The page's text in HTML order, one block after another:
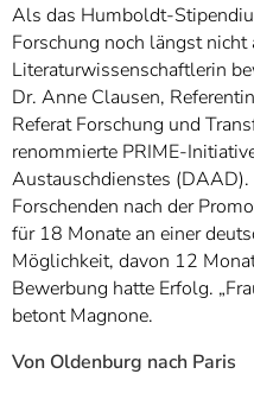
Als das Humboldt-
Forschung noch längst
Literaturwissenschaftlerin
Dr. Anne Clausen,
Referat Forschung und
renommierte PRIME-
Austauschdienstes
Forschenden nach der
für 18 Monate an einer
Möglichkeit, davon 12
Bewerbung hatte Erfolg.
betont Magnone.
Von Oldenburg nach Paris